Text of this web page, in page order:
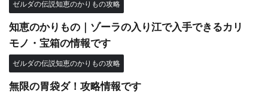
ゼルダの伝説知恵のかりもの攻略
知恵のかりもの｜ゾーラの入り江で入手できるカリ
モノ・宝箱の情報です
ゼルダの伝説知恵のかりもの攻略
無限の胃袋ダ！攻略情報です